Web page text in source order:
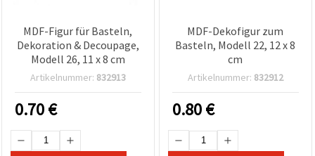
MDF-Figur für Basteln,
Dekoration & Decoupage,
Modell 26, 11 x 8 cm
Artikelnummer: 832913
0.70€
MDF-Dekofigur zum
Basteln, Modell 22, 12 x 8
cm
Artikelnummer: 832912
0.80€